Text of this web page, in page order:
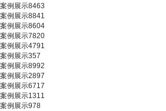
案例展示8463
案例展示8841
案例展示8604
案例展示7820
案例展示4791
案例展示357
案例展示8992
案例展示2897
案例展示6717
案例展示1311
案例展示978